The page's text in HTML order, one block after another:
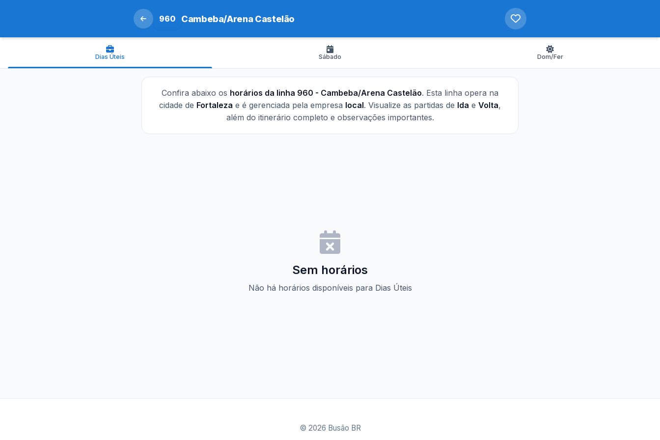
960 Cambeba/Arena Castelão
Dias Úteis Sábado Dom/Fer
Confira abaixo os horários da linha 960 - Cambeba/Arena Castelão. Esta linha opera na
cidade de Fortaleza e é gerenciada pela empresa local. Visualize as partidas de Ida e Volta,
além do itinerário completo e observações importantes.
Sem horários
Não há horários disponíveis para Dias Úteis
© 2026 Busão BR